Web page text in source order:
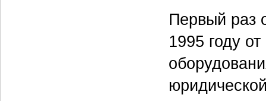
Первый раз
1995 году